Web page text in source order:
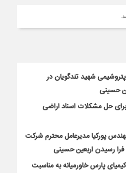
شهید تندگویان در
حسینی
حل مشکلات اسناد اراضی
پوركیا مدیرعامل محترم شركت
رسیدن اربعین حسینی
پارس خاورمیانه به مناسبت